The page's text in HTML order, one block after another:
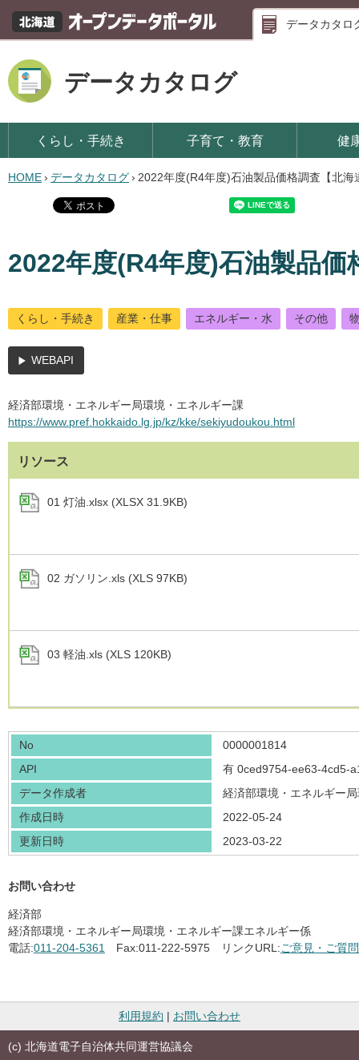
データカタロ
データカタログ
くらし・手続き 子育て・教育 健
HOME› データカタログ› 2022年度(R4年度)石油製品価格調査【北海
2022年度(R4年度)石油製品価
くらし・手続き 産業・仕事 エネルギー・水 その他
WEBAPI
経済部環境・エネルギー局環境・エネルギー課
https://www.pref.hokkaido.lg.jp/kz/kke/sekiyudoukou.html
リソース
01 灯油.xlsx (XLSX 31.9KB)
02 ガソリン.xls (XLS 97KB)
03 軽油.xls (XLS 120KB)
No
0000001814
API
有 0ced9754-ee63-4cd5-
データ作成者
経済部環境・エネルギー
作成日時
2022-05-24
更新日時
2023-03-22
お問い合わせ
経済部
経済部環境・エネルギー局環境・エネルギー課エネルギー係
電話:011-204-5361 Fax:011-222-5975 リンクURL:ご意見・ご質
利用規約 | お問い合わせ
(c) 北海道電子自治体共同運営協議会